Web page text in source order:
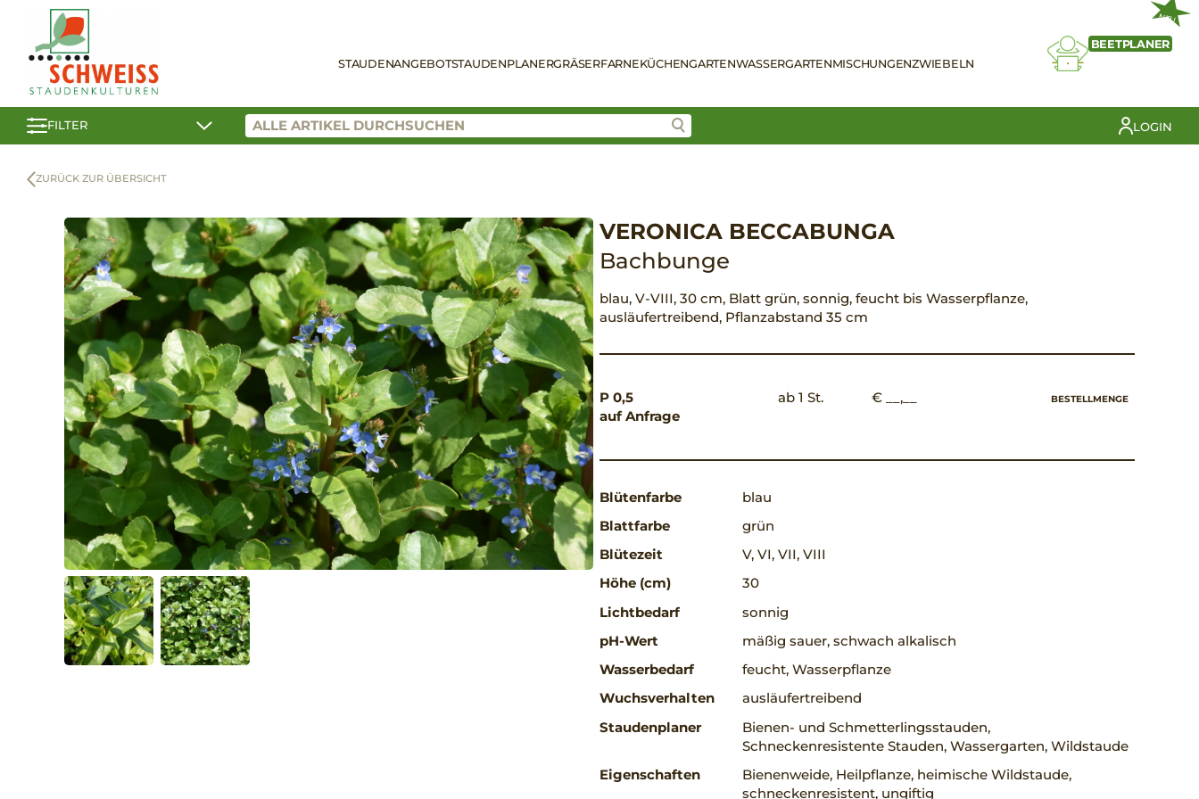
STAUDENANGEBOTSTAUDENPLANERGRÄSERFARNEKÜCHENGARTENWASSERGARTENMISCHUNGENZWIEBELN
NEU
BEETPLANER
FILTER LOGIN
ZURÜCK ZUR ÜBERSICHT
VERONICA BECCABUNGA
Bachbunge
blau, V-VIII, 30 cm, Blatt grün, sonnig, feucht bis Wasserpflanze,
ausläufertreibend, Pflanzabstand 35 cm
P 0,5
auf Anfrage
ab 1 St. € __,__ BESTELLMENGE
Blütenfarbe
blau
Blattfarbe
grün
Blütezeit
V, VI, VII, VIII
Höhe (cm)
30
Lichtbedarf
sonnig
pH-Wert
mäßig sauer, schwach alkalisch
Wasserbedarf
feucht, Wasserpflanze
Wuchsverhalten
ausläufertreibend
Staudenplaner
Bienen- und Schmetterlingsstauden,
Schneckenresistente Stauden, Wassergarten, Wildstaude
Eigenschaften
Bienenweide, Heilpflanze, heimische Wildstaude,
schneckenresistent, ungiftig